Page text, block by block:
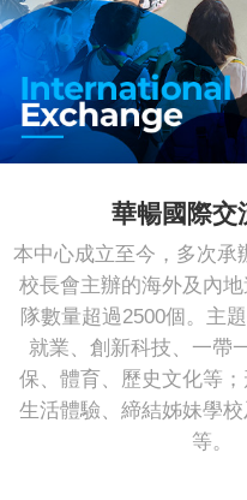
華暢國際交
本中心成立至今，多次承
校長會主辦的海外及內
隊數量超過2500個。主
就業、創新科技、一帶
保、體育、歷史文化等；
生活體驗、締結姊妹學
等。